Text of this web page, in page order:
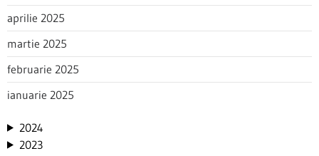
aprilie 2025
martie 2025
februarie 2025
ianuarie 2025
2024
2023